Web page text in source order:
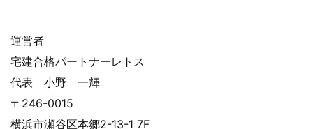
運営者
宅建合格パートナーレトス
代表 小野 一輝
〒246-0015
横浜市瀬谷区本郷2-13-1 7F